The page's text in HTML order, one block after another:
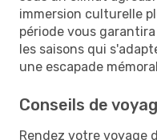
immersion culturelle
période vous
les saisons qui
une escapade
Conseils de
Rendez votre voyage